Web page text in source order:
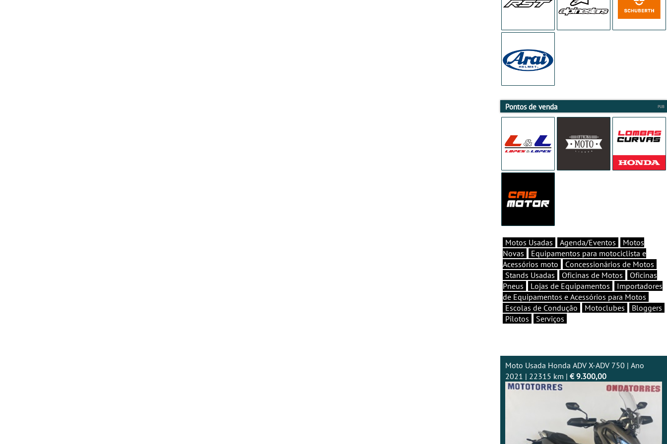
Pontos de venda
Motos Usadas Agenda/Eventos
Motos
Novas
Equipamentos para motociclista e
Acessórios moto
Concessionários de Motos
Stands Usadas
Oficinas de Motos
Oficinas
Pneus
Lojas de Equipamentos
Importadores
de Equipamentos e Acessórios para Motos
Escolas de Condução
Motoclubes
Bloggers
Pilotos
Serviços
Moto Usada Honda ADV X-ADV 750 | Ano
2021 | 22315 km | € 9.300,00